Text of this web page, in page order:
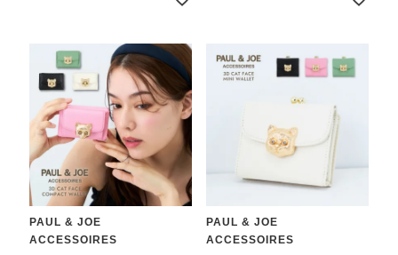
PAUL & JOE
ACCESSOIRES
PAUL & JOE
ACCESSOIRES